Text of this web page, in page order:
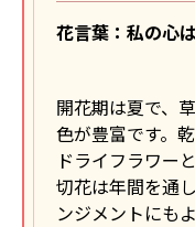
花言葉：私の心
開花期は夏で、
色が豊富です。
ドライフラワー
切花は年間を通
ンジメントにも